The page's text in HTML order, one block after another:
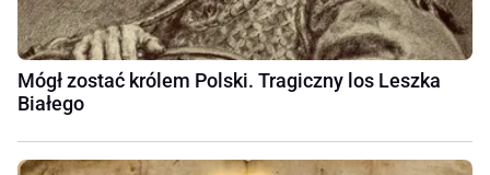
Mógł zostać królem Polski. Tragiczny los Leszka
Białego